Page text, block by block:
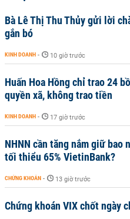
Bà Lê Thị Thu Thủy gửi lời
gắn bó
KINH DOANH - 10 giờ trước
Huấn Hoa Hồng chỉ trao 24
quyền xã, không trao tiền
KINH DOANH - 17 giờ trước
NHNN cần tăng nắm giữ bao
tối thiểu 65% VietinBank?
CHỨNG KHOÁN - 13 giờ trước
Chứng khoán VIX chốt ngày